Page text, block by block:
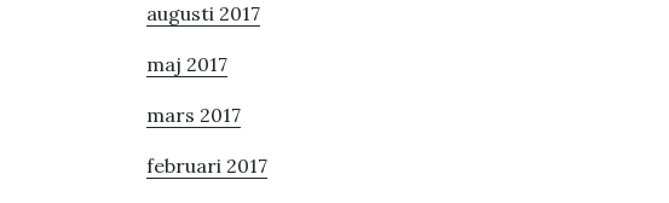
augusti 2017
maj 2017
mars 2017
februari 2017